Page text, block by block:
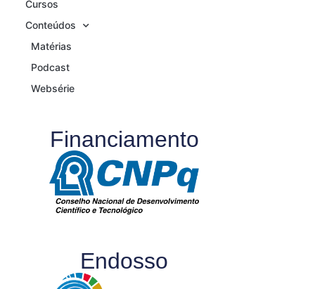
Cursos
Conteúdos
Matérias
Podcast
Websérie
Financiamento
Endosso